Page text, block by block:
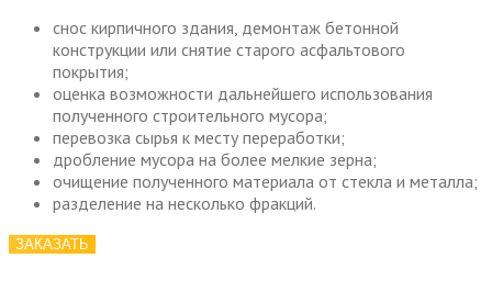
снос кирпичного здания, демонтаж бетонной
конструкции или снятие старого асфальтового
покрытия;
оценка возможности дальнейшего использования
полученного строительного мусора;
перевозка сырья к месту переработки;
дробление мусора на более мелкие зерна;
очищение полученного материала от стекла и металла;
разделение на несколько фракций.
ЗАКАЗАТЬ